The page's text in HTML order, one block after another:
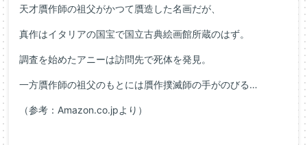
天才贋作師の祖父がかつて贋造した名画だが、
真作はイタリアの国宝で国立古典絵画館所蔵のはず。
調査を始めたアニーは訪問先で死体を発見。
一方贋作師の祖父のもとには贋作撲滅師の手がのびる…
（参考：Amazon.co.jpより）